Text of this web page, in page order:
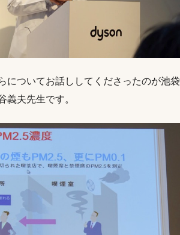
についてお話ししてくださったのが池袋
義夫先生です。